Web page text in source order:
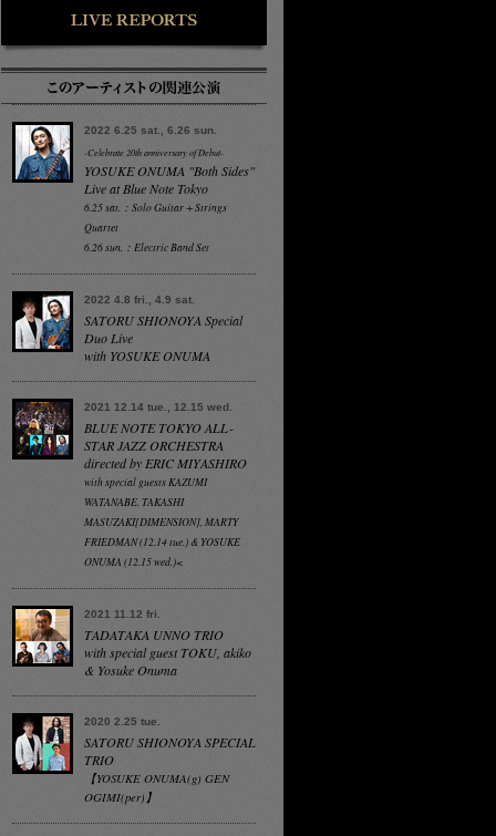
2022 6.25 sat., 6.26 sun.
-Celebrate 20th anniversary of Debut-
YOSUKE ONUMA "Both Sides"
Live at Blue Note Tokyo
6.25 sat.：Solo Guitar + Strings
Quartet
6.26 sun.：Electric Band Set
2022 4.8 fri., 4.9 sat.
SATORU SHIONOYA Special
Duo Live
with YOSUKE ONUMA
2021 12.14 tue., 12.15 wed.
BLUE NOTE TOKYO ALL-
STAR JAZZ ORCHESTRA
directed by ERIC MIYASHIRO
with special guests KAZUMI
WATANABE, TAKASHI
MASUZAKI[DIMENSION], MARTY
FRIEDMAN (12.14 tue.) & YOSUKE
ONUMA (12.15 wed.)<
2021 11.12 fri.
TADATAKA UNNO TRIO
with special guest TOKU, akiko
& Yosuke Onuma
2020 2.25 tue.
SATORU SHIONOYA SPECIAL
TRIO
【YOSUKE ONUMA(g) GEN
OGIMI(per)】